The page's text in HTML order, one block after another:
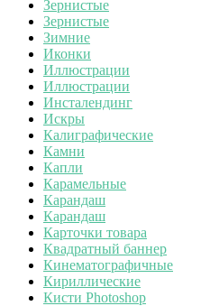
Зернистые
Зернистые
Зимние
Иконки
Иллюстрации
Иллюстрации
Инсталендинг
Искры
Калиграфические
Камни
Капли
Карамельные
Карандаш
Карандаш
Карточки товара
Квадратный баннер
Кинематографичные
Кириллические
Кисти Photoshop